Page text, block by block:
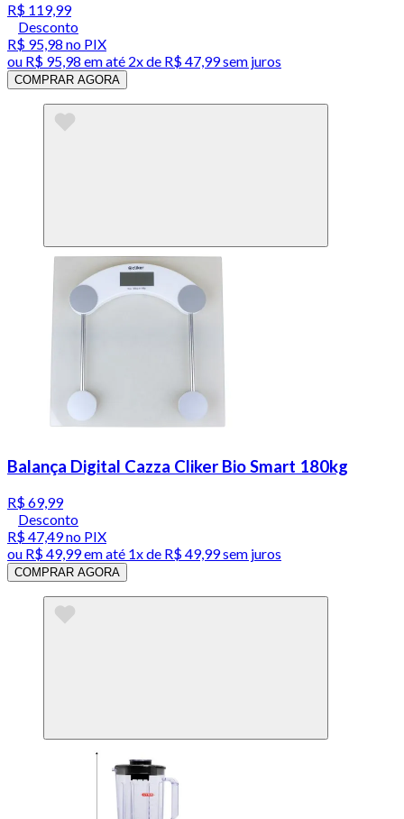
R$ 119,99
Desconto
R$ 95,98 no PIX
ou R$ 95,98 em até 2x de R$ 47,99 sem juros
COMPRAR AGORA
Balança Digital Cazza Cliker Bio Smart 180kg
R$ 69,99
Desconto
R$ 47,49no PIX
ou R$ 49,99em até 1x de R$ 49,99sem juros
COMPRAR AGORA